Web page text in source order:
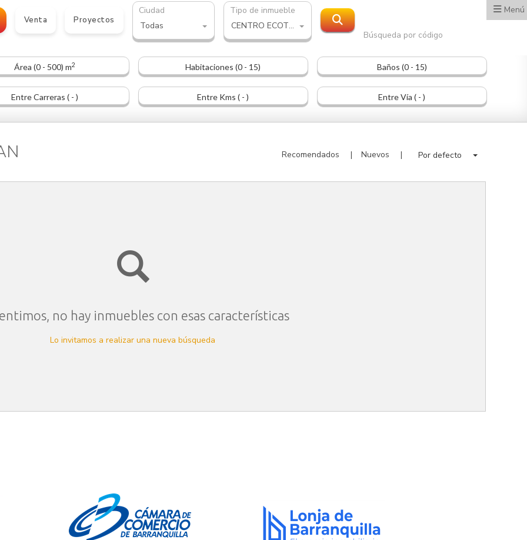
Menú
Venta Proyectos
Ciudad
Todas
Tipo de inmueble
CENTRO ECOTURISTICO
Búsqueda por código
Área (0 - 500) m2 Habitaciones (0 - 15) Baños (0 - 15)
Entre Carreras ( - ) Entre Kms ( - ) Entre Vía ( - )
Recomendados Nuevos Por defecto
no hay inmuebles con esas características
Lo invitamos a realizar una nueva búsqueda